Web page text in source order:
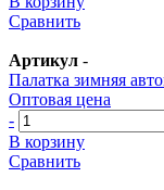
Сравнить
Артикул -
Палатка зимняя
Оптовая цена
-
В корзину
Сравнить